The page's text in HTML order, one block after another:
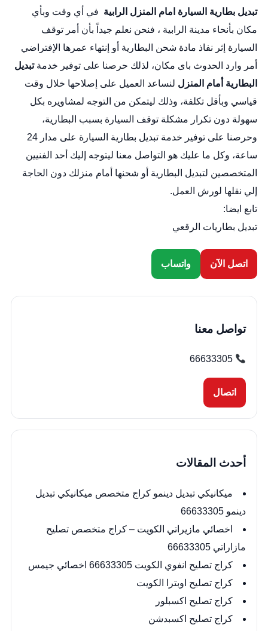
تبديل بطارية السيارة امام المنزل الرابية في أي وقت وبأي
مكان بأنحاء مدينة الرابية ، فنحن نعلم جيداً بأن أمر توقف
السيارة إثر نفاذ مادة شحن البطارية أو إنتهاء عمرها الإفتراضي
أمر وارد الحدوث باى مكان، لذلك حرصنا على توفير خدمةتبديل
البطارية أمام المنزل لنساعد العميل على إصلاحها خلال وقت
قياسي وبأقل تكلفة، وذلك ليتمكن من التوجه لمشاويره بكل
سهولة دون تكرار مشكلة توقف السيارة بسبب البطارية،
وحرصنا على توفير خدمة تبديل بطارية السيارة
على مدار 24
ساعة، وكل ما عليك هو التواصل معنا ليتوجه إليك أحد الفنيين
المتخصصين لتبديل البطارية أو شحنها أمام منزلك دون الحاجة
إلي نقلها لورش العمل.
تابع ايضا:
تبديل بطاريات الرقعي
اتصل الآن واتساب
تواصل معنا
66633305
اتصال
أحدث المقالات
ميكانيكي تبديل دينمو كراج متخصص ميكانيكي تبديل
دينمو 66633305
اخصائي مازيراتي الكويت – كراج متخصص تصليح
مازاراتي 66633305
كراج تصليح انفوي الكويت 66633305 اخصائي جيمس
كراج تصليح اوبترا الكويت
كراج تصليح اكسبلور
كراج تصليح اكسبدشن